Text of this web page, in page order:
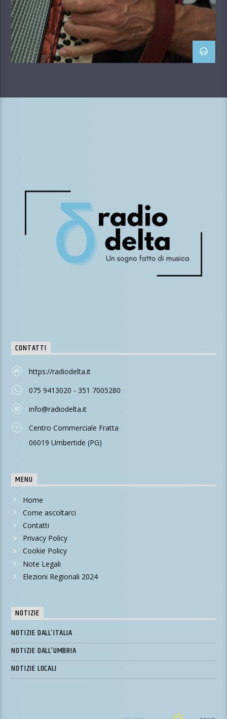
CONTATTI
https://radiodelta.it
075 9413020 - 351 7005280
info@radiodelta.it
Centro Commerciale Fratta
06019 Umbertide (PG)
MENU
Home
Come ascoltarci
Contatti
Privacy Policy
Cookie Policy
Note Legali
Elezioni Regionali 2024
NOTIZIE
NOTIZIE DALL’ITALIA
NOTIZIE DALL’UMBRIA
NOTIZIE LOCALI